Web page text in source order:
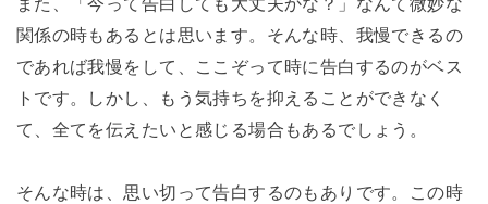
関係の時もあるとは思います。そんな時、我慢できるの
であれば我慢をして、ここぞって時に告白するのがベス
トです。しかし、もう気持ちを抑えることができなく
て、全てを伝えたいと感じる場合もあるでしょう。
そんな時は、思い切って告白するのもありです。この時